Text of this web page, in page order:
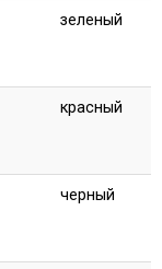
зеленый
красный
черный